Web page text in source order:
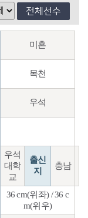
전체선수
미혼
목천
우석
우석
대학
교
출신
지
충남
36 cm(위좌) / 36 c
m(위우)